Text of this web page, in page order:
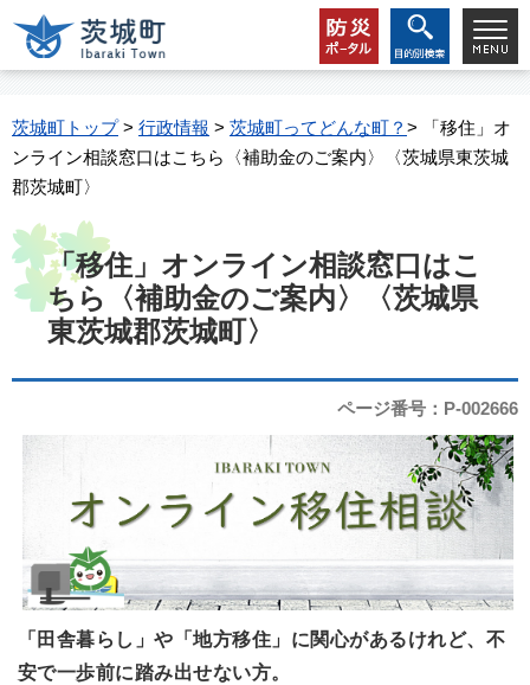
茨城町トップ> 行政情報 > 茨城町ってどんな町？ > 「移住」オ
ンライン相談窓口はこちら〈補助金のご案内〉〈茨城県東茨城
郡茨城町〉
「移住」オンライン相談窓口はこ
ちら〈補助金のご案内〉〈茨城県
東茨城郡茨城町〉
ページ番号：P-002666
「田舎暮らし」や「地方移住」に関心があるけれど、不
安で一歩前に踏み出せない方。